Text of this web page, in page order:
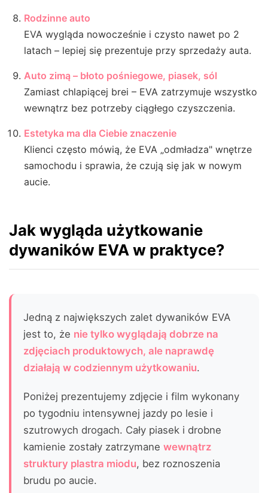
Rodzinne auto
EVA wygląda nowocześnie i czysto nawet po 2
latach – lepiej się prezentuje przy sprzedaży auta.
Auto zimą – błoto pośniegowe, piasek, sól
Zamiast chlapiącej brei – EVA zatrzymuje wszystko
wewnątrz bez potrzeby ciągłego czyszczenia.
Estetyka ma dla Ciebie znaczenie
Klienci często mówią, że EVA „odmładza" wnętrze
samochodu i sprawia, że czują się jak w nowym
aucie.
Jak wygląda użytkowanie
dywaników EVA w praktyce?
Jedną z największych zalet dywaników EVA
jest to, że nie tylko wyglądają dobrze na
zdjęciach produktowych, ale naprawdę
działają w codziennym użytkowaniu.
Poniżej prezentujemy zdjęcie i film wykonany
po tygodniu intensywnej jazdy po lesie i
szutrowych drogach. Cały piasek i drobne
kamienie zostały zatrzymane wewnątrz
struktury plastra miodu, bez roznoszenia
brudu po aucie.